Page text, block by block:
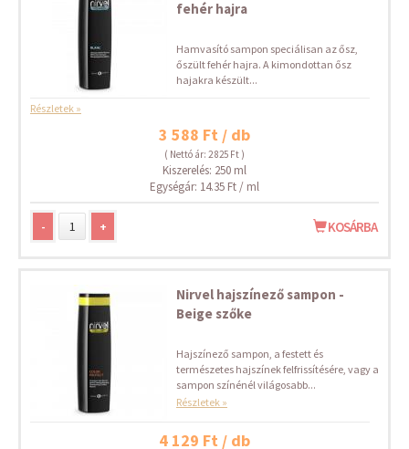
fehér hajra
Hamvasító sampon speciálisan az ősz,
őszült fehér hajra. A kimondottan ősz
hajakra készült...
Részletek »
3 588 Ft / db
( Nettó ár: 2 825 Ft )
Kiszerelés: 250 ml
Egységár: 14.35 Ft / ml
- + KOSÁRBA
Nirvel hajszínező sampon -
Beige szőke
Hajszínező sampon, a festett és
természetes hajszínek felfrissítésére, vagy a
sampon színénél világosabb...
Részletek »
4 129 Ft / db